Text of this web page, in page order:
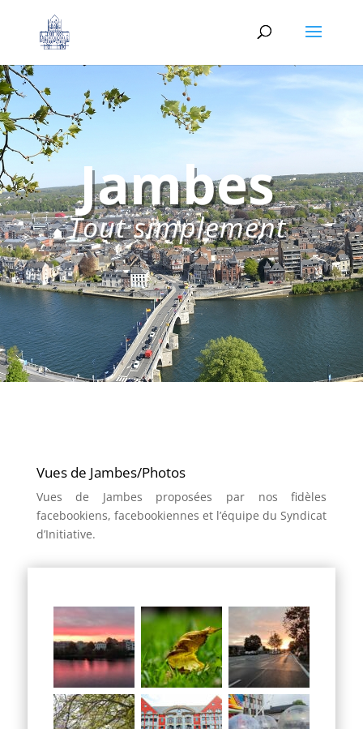
Jambes
Tout simplement
Vues de Jambes/Photos
Vues de Jambes proposées par nos fidèles
facebookiens, facebookiennes et l’équipe du Syndicat
d’Initiative.